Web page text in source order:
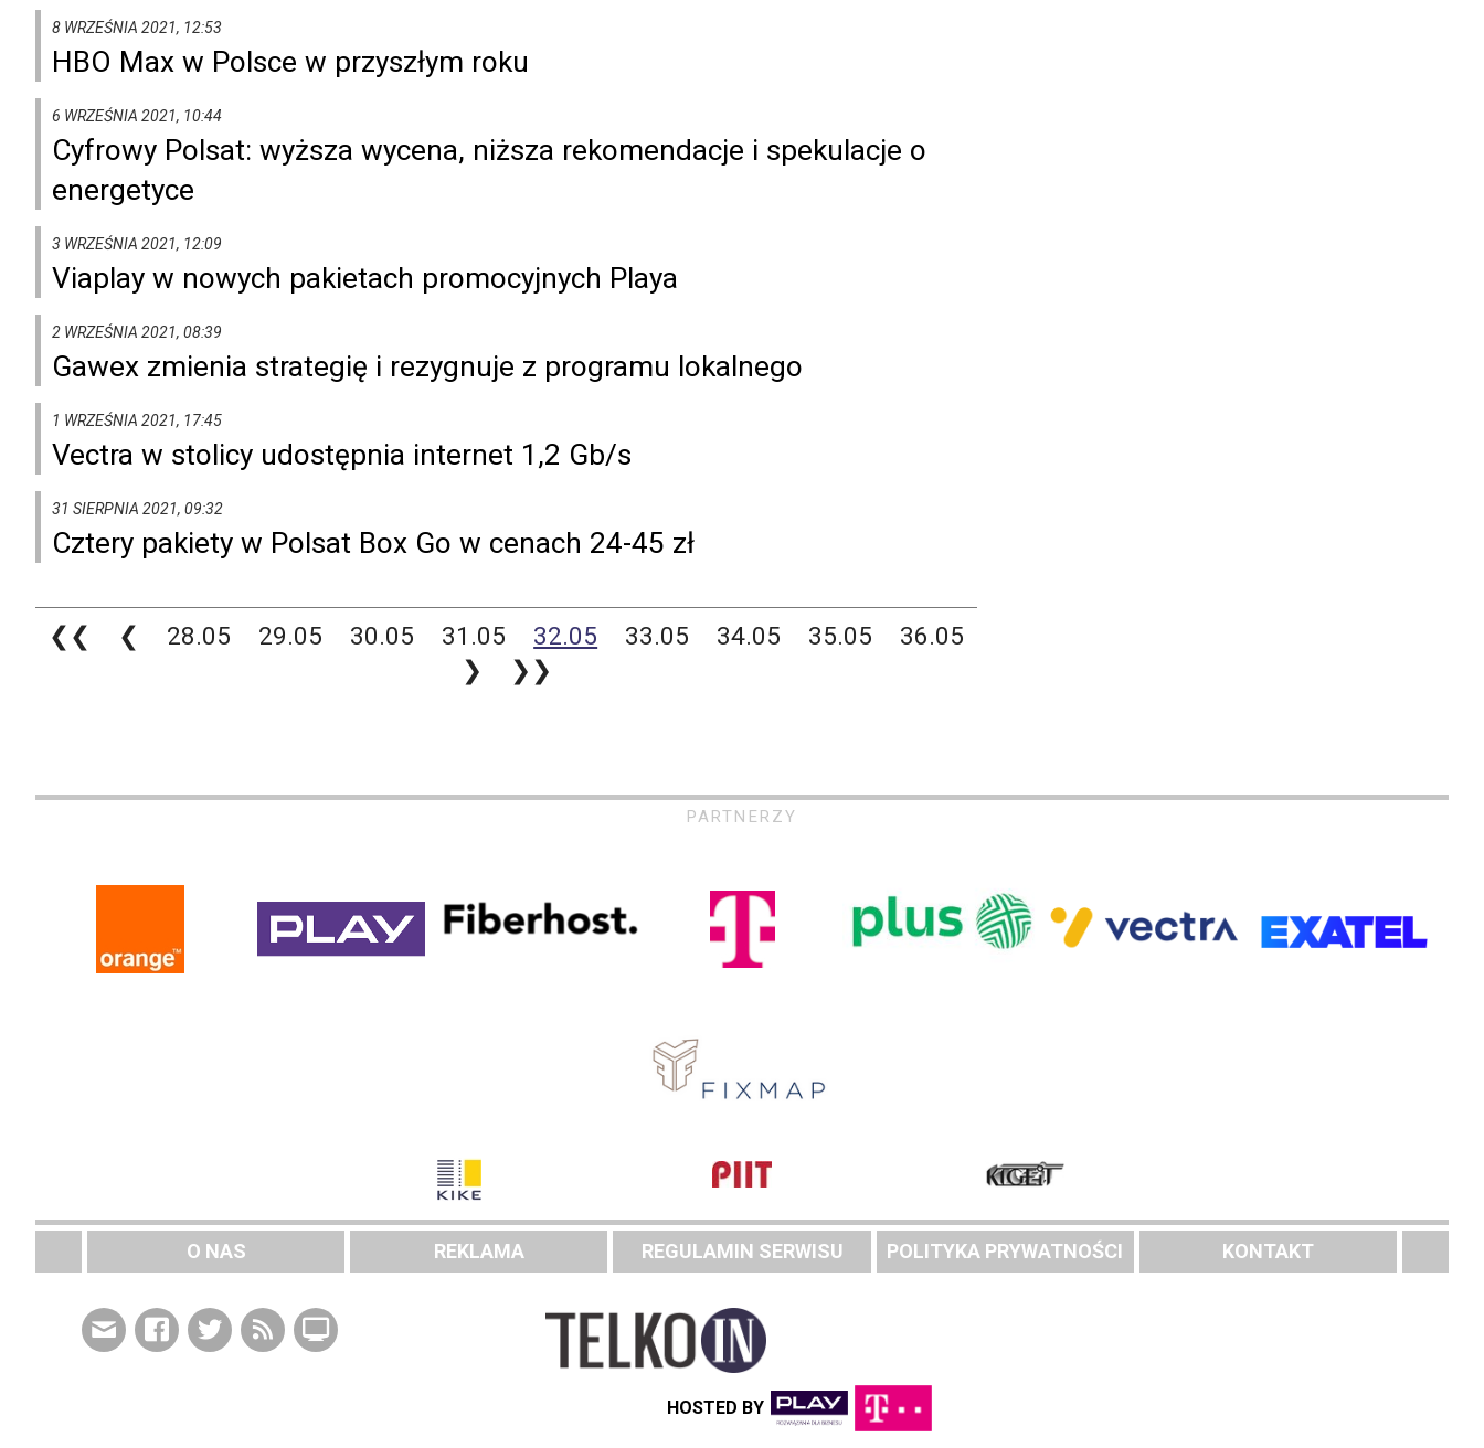
8 WRZEŚNIA 2021, 12:53
HBO Max w Polsce w przyszłym roku
6 WRZEŚNIA 2021, 10:44
Cyfrowy Polsat: wyższa wycena, niższa rekomendacje i spekulacje o
energetyce
3 WRZEŚNIA 2021, 12:09
Viaplay w nowych pakietach promocyjnych Playa
2 WRZEŚNIA 2021, 08:39
Gawex zmienia strategię i rezygnuje z programu lokalnego
1 WRZEŚNIA 2021, 17:45
Vectra w stolicy udostępnia internet 1,2 Gb/s
31 SIERPNIA 2021, 09:32
Cztery pakiety w Polsat Box Go w cenach 24-45 zł
❮❮ ❮ 28.05 29.05 30.05 31.05 32.05 33.05 34.05 35.05
36.05
❯
❯❯
PARTNERZY
O NAS REKLAMA REGULAMIN SERWISU POLITYKA PRYWATNOŚCI KONTAKT
HOSTED BY